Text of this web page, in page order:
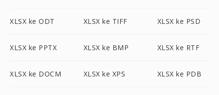
XLSX ke ODT XLSX ke TIFF XLSX ke PSD
XLSX ke PPTX XLSX ke BMP XLSX ke RTF
XLSX ke DOCM XLSX ke XPS XLSX ke PDB